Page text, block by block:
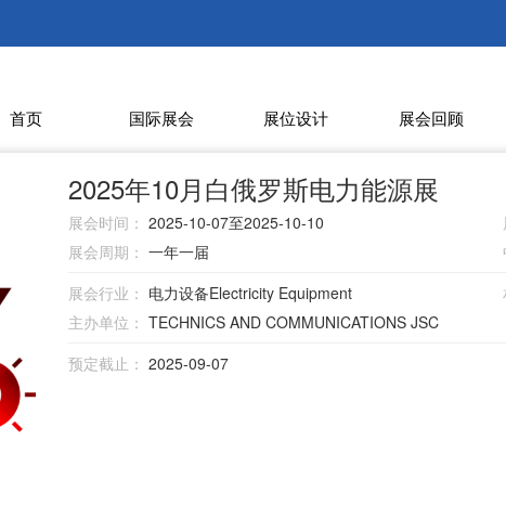
首页 国际展会 展位设计 展会回顾
2025年10月白俄罗斯电力能源展
展会时间： 2025-10-07至2025-10-10
展会周期： 一年一届
展会行业： 电力设备Electricity Equipment
主办单位： TECHNICS AND COMMUNICATIONS JSC
预定截止： 2025-09-07